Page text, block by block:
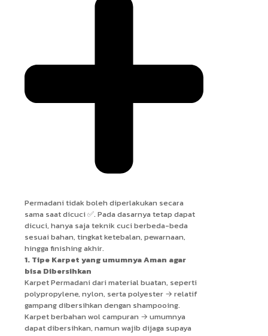
Permadani tidak boleh diperlakukan secara
sama saat dicuci ✅. Pada dasarnya tetap dapat
dicuci, hanya saja teknik cuci berbeda-beda
sesuai bahan, tingkat ketebalan, pewarnaan,
hingga finishing akhir.
1. Tipe Karpet yang umumnya Aman agar
bisa Dibersihkan
Karpet Permadani dari material buatan, seperti
polypropylene, nylon, serta polyester → relatif
gampang dibersihkan dengan shampooing.
Karpet berbahan wol campuran → umumnya
dapat dibersihkan, namun wajib dijaga supaya